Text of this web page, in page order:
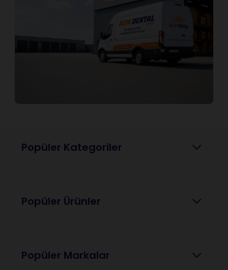
Popüler Kategoriler
Popüler Ürünler
Popüler Markalar